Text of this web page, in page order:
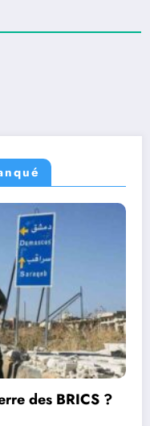
et de son
: Activer